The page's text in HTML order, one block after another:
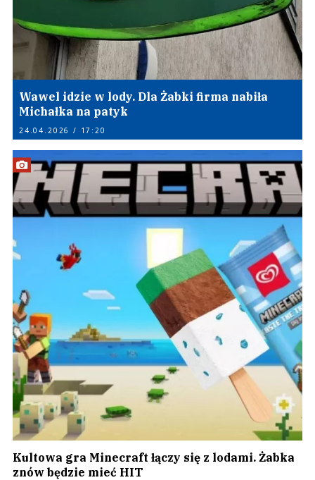
Wawel idzie w lody. Dla Żabki firma nabiła
Michałka na patyk
24.04.2026 / 17:20
Kultowa gra Minecraft łączy się z lodami. Żabka
znów będzie mieć HIT